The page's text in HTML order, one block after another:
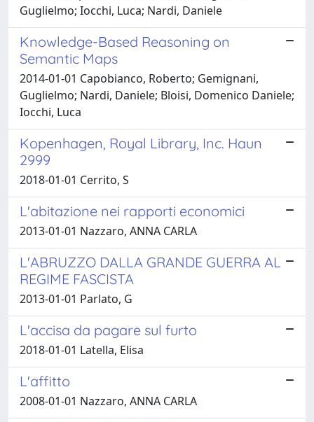
Guglielmo; Iocchi, Luca; Nardi, Daniele
Knowledge-Based Reasoning on
Semantic Maps
2014-01-01 Capobianco, Roberto; Gemignani,
Guglielmo; Nardi, Daniele; Bloisi, Domenico Daniele;
Iocchi, Luca
Kopenhagen, Royal Library, Inc. Haun
2999
2018-01-01 Cerrito, S
L'abitazione nei rapporti economici
2013-01-01 Nazzaro, ANNA CARLA
L'ABRUZZO DALLA GRANDE GUERRA AL
REGIME FASCISTA
2013-01-01 Parlato, G
L'accisa da pagare sul furto
2018-01-01 Latella, Elisa
L'affitto
2008-01-01 Nazzaro, ANNA CARLA